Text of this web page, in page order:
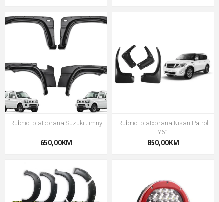
Rubnici blatobrana Suzuki Jimny
650,00KM
Rubnici blatobrana Nisan Patrol
Y61
850,00KM